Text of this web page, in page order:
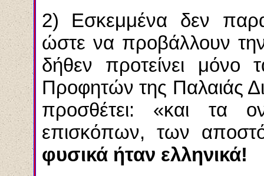
2) Εσκεμμένα δεν
ώστε να προβάλλουν
δήθεν προτείνει
Προφητών της Παλαιάς
προσθέτει: «και τα
επισκόπων, των
φυσικά ήταν ελληνικά!